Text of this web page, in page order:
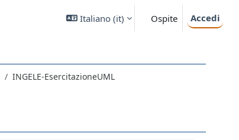
Italiano ‎(it)‎ Ospite Accedi
INGELE-EsercitazioneUML